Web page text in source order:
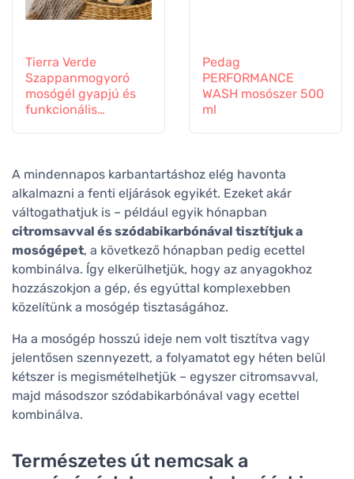
Tierra Verde
Szappanmogyoró
mosógél gyapjú és
funkcionális
Pedag
PERFORMANCE
WASH mosószer 500
ml
A mindennapos karbantartáshoz elég havonta
alkalmazni a fenti eljárások egyikét. Ezeket akár
váltogathatjuk is – például egyik hónapban
citromsavval és szódabikarbónával tisztítjuk a
mosógépet, a következő hónapban pedig ecettel
kombinálva. Így elkerülhetjük, hogy az anyagokhoz
hozzászokjon a gép, és egyúttal komplexebben
közelítünk a mosógép tisztaságához.
Ha a mosógép hosszú ideje nem volt tisztítva vagy
jelentősen szennyezett, a folyamatot egy héten belül
kétszer is megismételhetjük – egyszer citromsavval,
majd másodszor szódabikarbónával vagy ecettel
kombinálva.
Természetes út nemcsak a